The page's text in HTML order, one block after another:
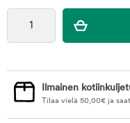
Ilmainen
Tilaa vielä 50,00€ ja